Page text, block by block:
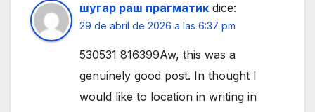
шугар раш прагматик dice:
29 de abril de 2026 a las 6:37 pm
530531 816399Aw, this was a
genuinely good post. In thought I
would like to location in writing in